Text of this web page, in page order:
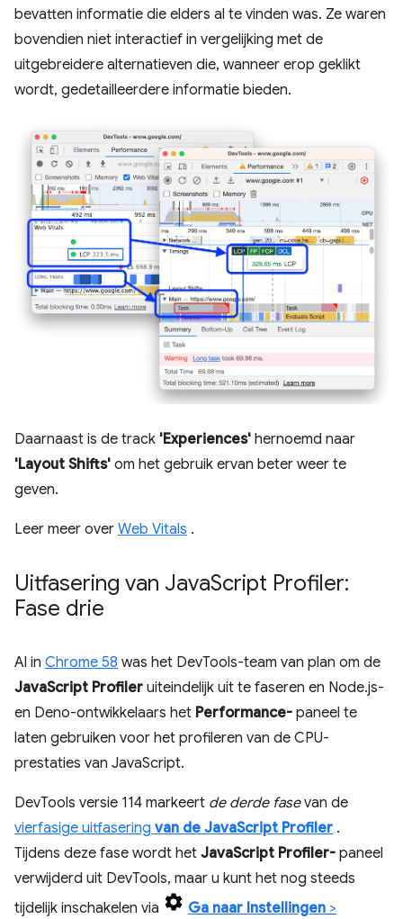
bevatten informatie die elders al te vinden was. Ze waren
bovendien niet interactief in vergelijking met de
uitgebreidere alternatieven die, wanneer erop geklikt
wordt, gedetailleerdere informatie bieden.
Daarnaast is de track 'Experiences' hernoemd naar
'Layout Shifts' om het gebruik ervan beter weer te
geven.
Leer meer over Web Vitals .
Uitfasering van JavaScript Profiler:
Fase drie
Al in Chrome 58 was het DevTools-team van plan om de
JavaScript Profiler uiteindelijk uit te faseren en Node.js-
en Deno-ontwikkelaars het Performance- paneel te
laten gebruiken voor het profileren van de CPU-
prestaties van JavaScript.
DevTools versie 114 markeert de derde fasevan de
vierfasige uitfasering van de JavaScript Profiler .
Tijdens deze fase wordt het JavaScript Profiler- paneel
verwijderd uit DevTools, maar u kunt het nog steeds
tijdelijk inschakelen via
Ga naar Instellingen >